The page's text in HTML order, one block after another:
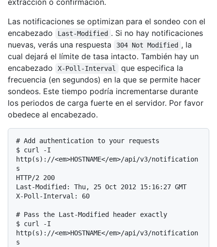
extracción o confirmación.
Las notificaciones se optimizan para el sondeo con el
encabezado
Last-Modified . Si no hay notificaciones
nuevas, verás una respuesta
304 Not Modified , la
cual dejará el límite de tasa intacto. También hay un
encabezado
X-Poll-Interval
que especifica la
frecuencia (en segundos) en la que se permite hacer
sondeos. Este tiempo podría incrementarse durante
los periodos de carga fuerte en el servidor. Por favor
obedece al encabezado.
# Add authentication to your requests
$ curl -I
http(s)://<em>HOSTNAME</em>/api/v3/notification
s
HTTP/2 200
Last-Modified: Thu, 25 Oct 2012 15:16:27 GMT
# Pass the Last-Modified header exactly
$ curl -I
http(s)://<em>HOSTNAME</em>/api/v3/notification
s